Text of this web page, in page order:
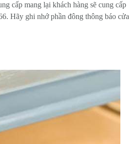
cấp mang lại khách hàng sẽ cung cấp
Hãy ghi nhớ phần đông thông báo cửa